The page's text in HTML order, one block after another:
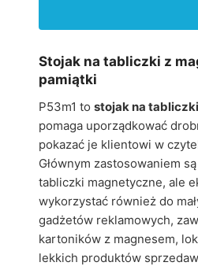
Stojak na tabliczki z
pamiątki
P53m1 to stojak na
pomaga uporządkować
pokazać je klientowi w
Głównym zastosowaniem
tabliczki magnetyczne, ale
wykorzystać również do
gadżetów reklamowych,
kartoników z magnesem,
lekkich produktów